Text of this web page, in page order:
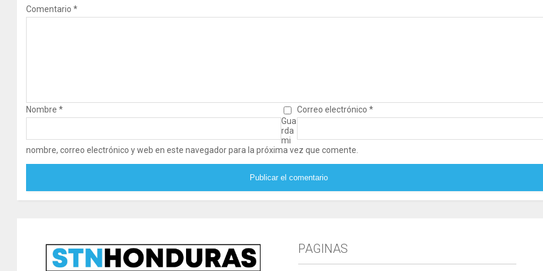
Comentario*
Nombre* Correo electrónico *
Gua
rda
mi
nombre, correo electrónico y web en este navegador para la próxima vez que comente.
PAGINAS